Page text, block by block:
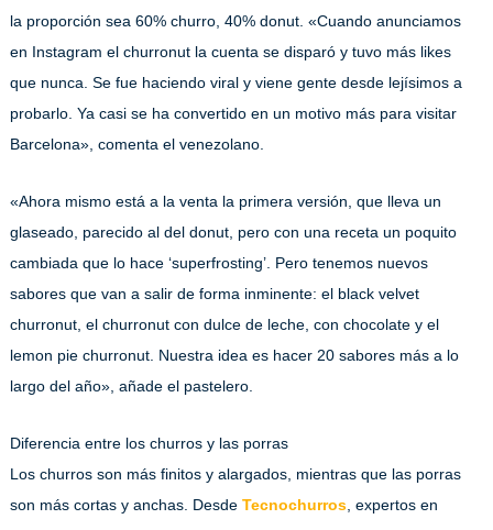
la proporción sea 60% churro, 40% donut. «Cuando anunciamos
en Instagram el churronut la cuenta se disparó y tuvo más likes
que nunca. Se fue haciendo viral y viene gente desde lejísimos a
probarlo. Ya casi se ha convertido en un motivo más para visitar
Barcelona», comenta el venezolano.
«Ahora mismo está a la venta la primera versión, que lleva un
glaseado, parecido al del donut, pero con una receta un poquito
cambiada que lo hace ‘superfrosting’. Pero tenemos nuevos
sabores que van a salir de forma inminente: el black velvet
churronut, el churronut con dulce de leche, con chocolate y el
lemon pie churronut. Nuestra idea es hacer 20 sabores más a lo
largo del año», añade el pastelero.
Diferencia entre los churros y las porras
Los churros son más finitos y alargados, mientras que las porras
son más cortas y anchas. Desde Tecnochurros, expertos en